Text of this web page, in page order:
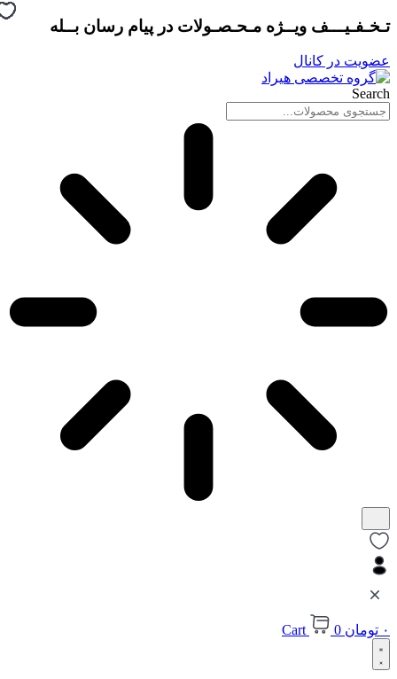
پرش
محتوا
تـخـفـیـــف ویــژه مـحـصـولات در پیام رسان بــله
عضویت در کانال
Search
۰ تومان 0
Cart